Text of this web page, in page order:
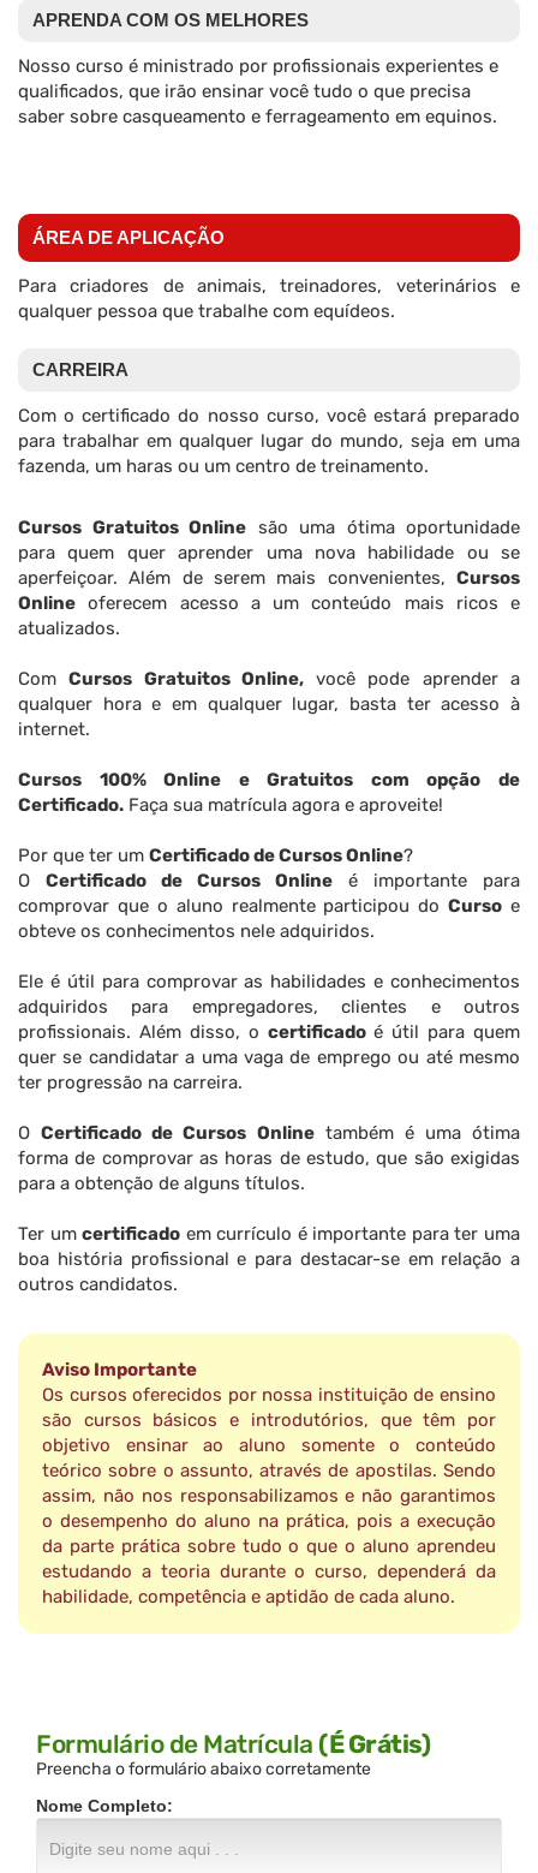
APRENDA COM OS MELHORES
Nosso curso é ministrado por profissionais experientes e
qualificados, que irão ensinar você tudo o que precisa
saber sobre casqueamento e ferrageamento em equinos.
ÁREA DE APLICAÇÃO
Para criadores de animais, treinadores, veterinários e
qualquer pessoa que trabalhe com equídeos.
CARREIRA
Com o certificado do nosso curso, você estará preparado
para trabalhar em qualquer lugar do mundo, seja em uma
fazenda, um haras ou um centro de treinamento.
Cursos Gratuitos Online são uma ótima oportunidade
para quem quer aprender uma nova habilidade ou se
aperfeiçoar. Além de serem mais convenientes, Cursos
Online oferecem acesso a um conteúdo mais ricos e
atualizados.
ComCursos Gratuitos Online,você pode aprender a
qualquer hora e em qualquer lugar, basta ter acesso à
internet.
Cursos 100% Online e Gratuitos com opção de
Certificado. Faça sua matrícula agora e aproveite!
Por que ter um Certificado de Cursos Online?
O Certificado de Cursos Online é importante para
comprovar que o aluno realmente participou doCurso e
obteve os conhecimentos nele adquiridos.
Ele é útil para comprovar as habilidades e conhecimentos
adquiridos para empregadores, clientes e outros
profissionais. Além disso, o certificadoé útil para quem
quer se candidatar a uma vaga de emprego ou até mesmo
ter progressão na carreira.
OCertificado de Cursos Onlinetambém é uma ótima
forma de comprovar as horas de estudo, que são exigidas
para a obtenção de alguns títulos.
Ter umcertificado em currículo é importante para ter uma
boa história profissional e para destacar-se em relação a
outros candidatos.
Aviso Importante
Os cursos oferecidos por nossa instituição de ensino
são cursos básicos e introdutórios, que têm por
objetivo ensinar ao aluno somente o conteúdo
teórico sobre o assunto, através de apostilas. Sendo
assim, não nos responsabilizamos e não garantimos
o desempenho do aluno na prática, pois a execução
da parte prática sobre tudo o que o aluno aprendeu
estudando a teoria durante o curso, dependerá da
habilidade, competência e aptidão de cada aluno.
Formulário de Matrícula (É Grátis)
Preencha o formulário abaixo corretamente
Nome Completo: